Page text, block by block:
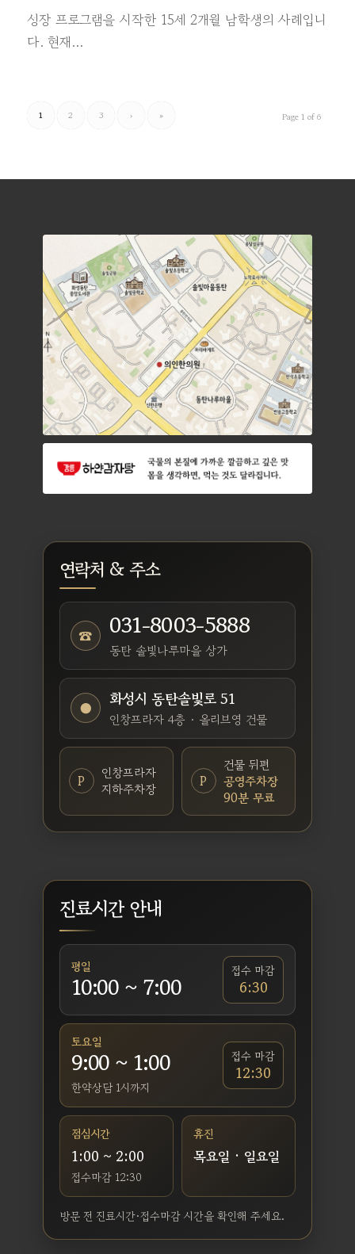
성장 프로그램을 시작한 15세 2개월 남학생의 사례입니
다. 현재…
Page 1 of 6
1 2 3 › »
연락처 & 주소
☎ 031-8003-5888
동탄 솔빛나루마을 상가
● 화성시 동탄솔빛로 51
인창프라자 4층 · 올리브영 건물
P
인창프라자
지하주차장
P
건물 뒤편
공영주차장
90분 무료
진료시간 안내
평일
10:00 ~ 7:00
접수 마감
6:30
토요일
9:00 ~ 1:00
한약상담 1시까지
접수 마감
12:30
점심시간
1:00 ~ 2:00
접수마감 12:30
휴진
목요일 · 일요일
방문 전 진료시간·접수마감 시간을 확인해 주세요.